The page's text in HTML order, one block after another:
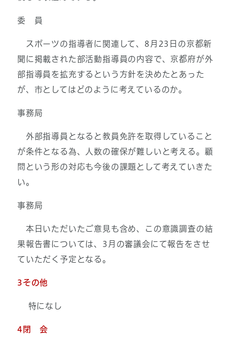
委 員
スポーツの指導者に関連して、8月23日の京都新
聞に掲載された部活動指導員の内容で、京都府が外
部指導員を拡充するという方針を決めたとあった
が、市としてはどのように考えているのか。
事務局
外部指導員となると教員免許を取得していること
が条件となる為、人数の確保が難しいと考える。顧
問という形の対応も今後の課題として考えていきた
い。
事務局
本日いただいたご意見も含め、この意識調査の結
果報告書については、3月の審議会にて報告をさせ
ていただく予定となる。
3その他
特になし
4閉 会